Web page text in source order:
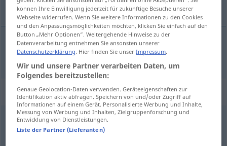
necivilizovaný, hrubý
necivilizovaný,hrubý unzivilisiert
Synonyme für "unzivilisiert"
ungebildet
können Ihre Einwilligung jederzeit für zukünftige Besuche unserer
Webseite widerrufen. Wenn Sie weitere Informationen zu den Cookies
und den Anpassungsmöglichkeiten möchten, klicken Sie einfach auf den
Button „Mehr Optionen“. Weitergehende Hinweise zu der
Datenverarbeitung entnehmen Sie ansonsten unserer
Datenschutzerklärung. Hier finden Sie unserImpressum.
Wir und unsere Partner verarbeiten Daten, um
Folgendes bereitzustellen:
Genaue Geolocation-Daten verwenden. Geräteeigenschaften zur
Identifikation aktiv abfragen. Speichern von und/oder Zugriff auf
Informationen auf einem Gerät. Personalisierte Werbung und Inhalte,
Messung von Werbung und Inhalten, Zielgruppenforschung und
Entwicklung von Dienstleistungen.
Liste der Partner (Lieferanten)